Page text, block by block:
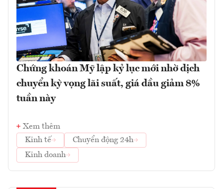
Chứng khoán Mỹ lập kỷ lục mới nhờ dịch
chuyển kỳ vọng lãi suất, giá dầu giảm 8%
tuần này
Xem thêm
Kinh tế
Chuyển động 24h
Kinh doanh